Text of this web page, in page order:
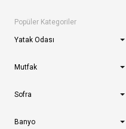
Popüler Kategoriler
Yatak Odası
Mutfak
Sofra
Banyo